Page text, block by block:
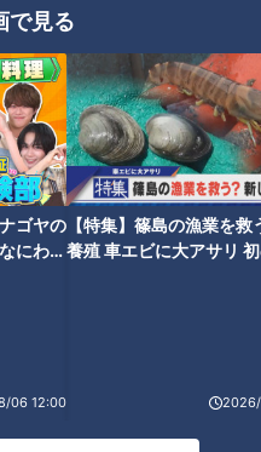
で見る
ゴヤの
にわ実
06 12:00
【特集】篠島の漁業を救
養殖 車エビに大アサリ
と心を大切に。働く女性が語
PMSと生理との向き合い方